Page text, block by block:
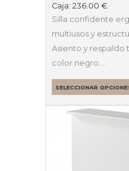
Caja: 236.00 €
Silla confidente
multiusos y
Asiento y respaldo
color negro.…
SELECCIONAR